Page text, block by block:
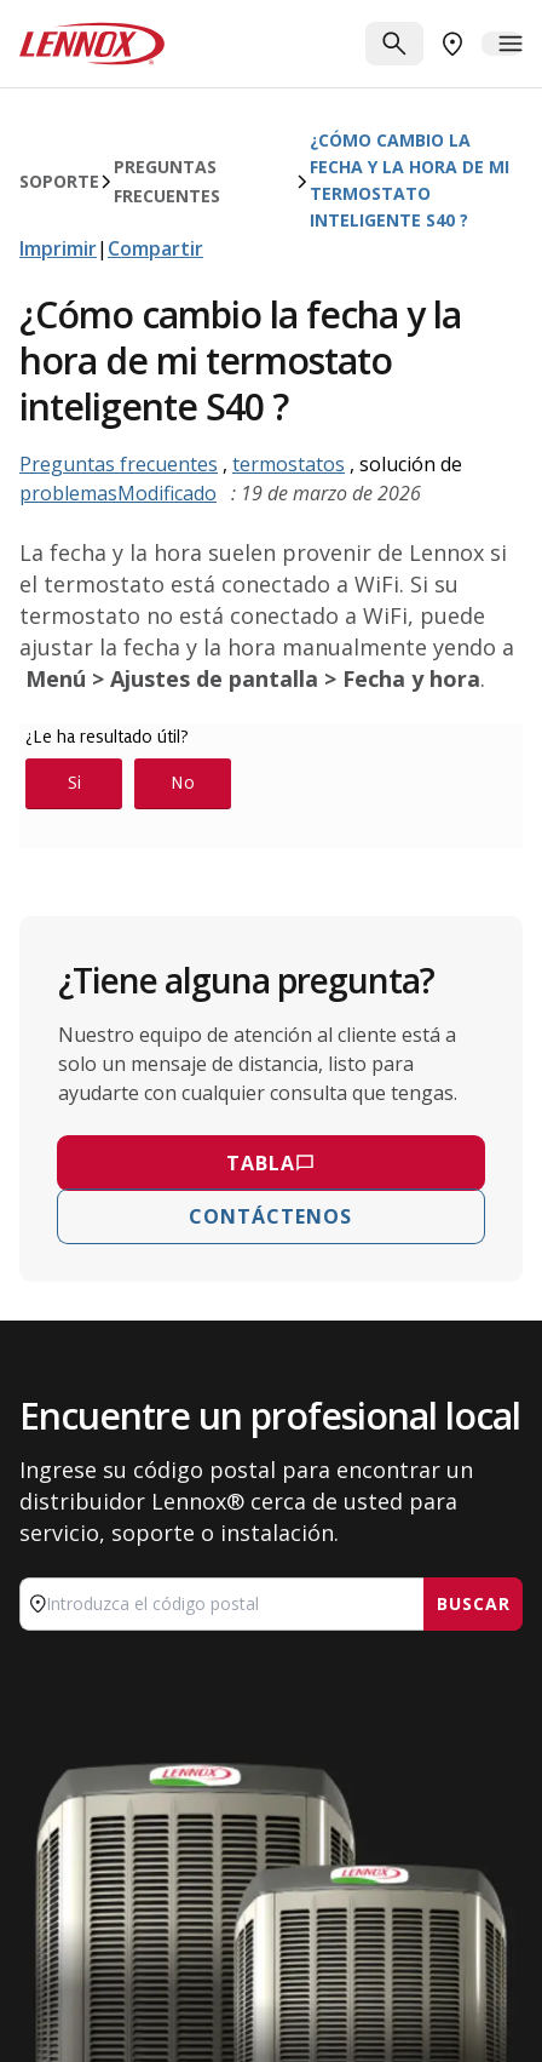
Lennox
BUSCARBUSCAR
SOPORTE
PREGUNTAS
FRECUENTES
¿CÓMO CAMBIO LA
FECHA Y LA HORA DE MI
TERMOSTATO
INTELIGENTE S40 ?
Imprimir| Compartir
¿Cómo cambio la fecha y la
hora de mi termostato
inteligente S40 ?
Preguntas frecuentes , termostatos , solución de
problemasModificado : 19 de marzo de 2026
La fecha y la hora suelen provenir de Lennox si
el termostato está conectado a WiFi. Si su
termostato no está conectado a WiFi, puede
ajustar la fecha y la hora manualmente yendo a
Menú > Ajustes de pantalla > Fecha y hora.
¿Tiene alguna pregunta?
Nuestro equipo de atención al cliente está a
solo un mensaje de distancia, listo para
ayudarte con cualquier consulta que tengas.
TABLA
CONTÁCTENOS
Encuentre un profesional local
Ingrese su código postal para encontrar un
distribuidor Lennox® cerca de usted para
servicio, soporte o instalación.
Introduzca el código postal BUSCAR